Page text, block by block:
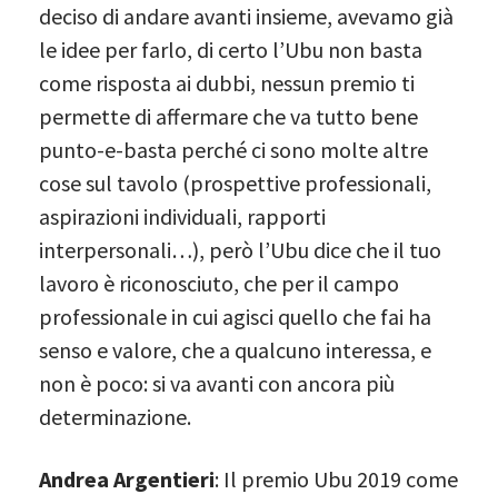
deciso di andare avanti insieme, avevamo già
le idee per farlo, di certo l’Ubu non basta
come risposta ai dubbi, nessun premio ti
permette di affermare che va tutto bene
punto-e-basta perché ci sono molte altre
cose sul tavolo (prospettive professionali,
aspirazioni individuali, rapporti
interpersonali…), però l’Ubu dice che il tuo
lavoro è riconosciuto, che per il campo
professionale in cui agisci quello che fai ha
senso e valore, che a qualcuno interessa, e
non è poco: si va avanti con ancora più
determinazione.
Andrea Argentieri: Il premio Ubu 2019 come